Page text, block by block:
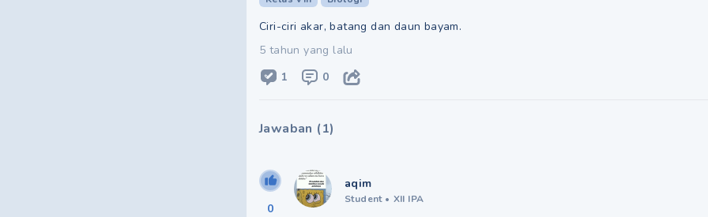
Ciri-ciri akar, batang dan daun bayam.
5 tahun yang lalu
1
0
Jawaban (1)
0
aqim
Student • XII IPA